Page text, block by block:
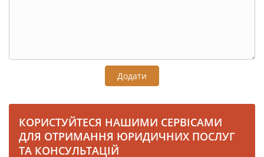
Додати
КОРИСТУЙТЕСЯ НАШИМИ СЕРВІСАМИ
ДЛЯ ОТРИМАННЯ ЮРИДИЧНИХ ПОСЛУГ
ТА КОНСУЛЬТАЦІЙ